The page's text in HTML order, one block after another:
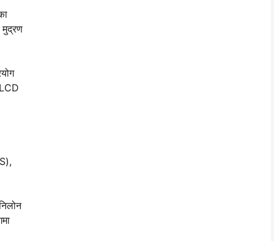
मुद्रण